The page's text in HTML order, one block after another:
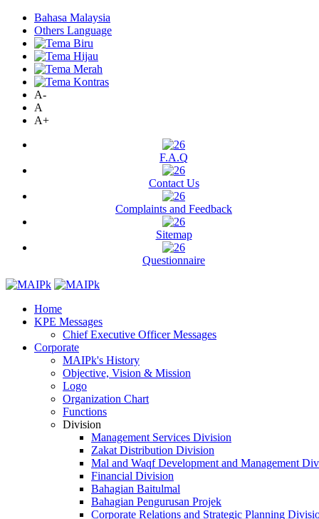
Bahasa Malaysia
Others Language
A-
A
A+
F.A.Q
Contact Us
Complaints and Feedback
Sitemap
Questionnaire
Home
KPE Messages
Chief Executive Officer Messages
Corporate
MAIPk's History
Objective, Vision & Mission
Logo
Organization Chart
Functions
Division
Management Services Division
Zakat Distribution Division
Mal and Waqf Development and Management
Financial Division
Bahagian Baitulmal
Bahagian Pengurusan Projek
Corporate Relations and Strategic Planning